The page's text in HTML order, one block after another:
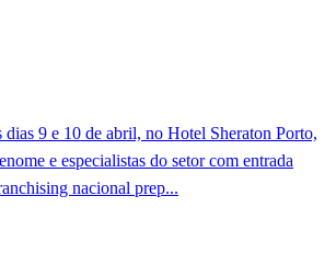
dias 9 e 10 de abril, no Hotel Sheraton Porto,
e especialistas do setor com entrada
nacional prep...